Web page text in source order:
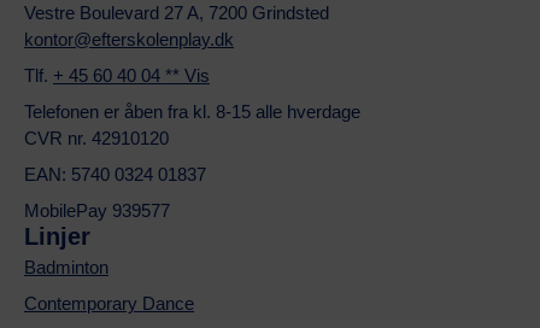
Vestre Boulevard 27 A, 7200 Grindsted
kontor@efterskolenplay.dk
Tlf. + 45 60 40 04 ** Vis
Telefonen er åben fra kl. 8-15 alle hverdage
CVR nr. 42910120
EAN: 5740 0324 01837
MobilePay 939577
Linjer
Badminton
Contemporary Dance